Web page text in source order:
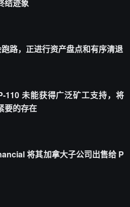
结迹象
路，正进行资产盘点和有序清退
110 未能获得广泛矿工支持，将
要的存在
将其加拿大子公司出售给 P